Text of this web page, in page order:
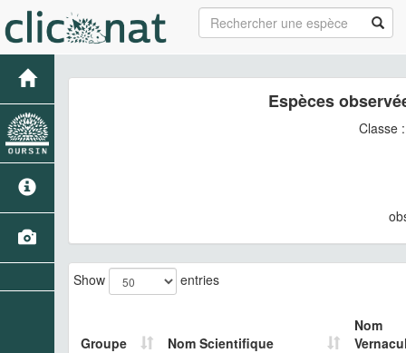
Espèces
Classe
Show entries
Groupe Nom Scientifique
Nom